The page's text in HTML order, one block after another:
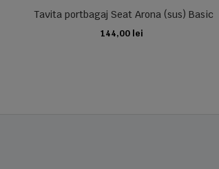
Tavita portbagaj Seat Arona (sus) Basic
144,00 lei
ADAUGA IN COS